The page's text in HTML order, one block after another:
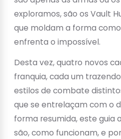
exploramos, são os Vault
que moldam a forma
enfrenta o impossível.
Desta vez, quatro novos
franquia, cada um
estilos de combate
que se entrelaçam com o
forma resumida, este guia
são, como funcionam, e